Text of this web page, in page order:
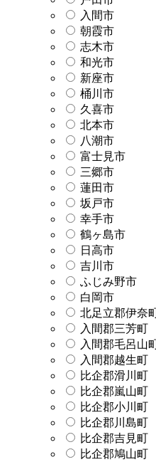
入間市
朝霞市
志木市
和光市
新座市
桶川市
久喜市
北本市
八潮市
富士見市
三郷市
蓮田市
坂戸市
幸手市
鶴ヶ島市
日高市
吉川市
ふじみ野市
白岡市
北足立郡伊奈
入間郡三芳町
入間郡毛呂山
入間郡越生町
比企郡滑川町
比企郡嵐山町
比企郡小川町
比企郡川島町
比企郡吉見町
比企郡鳩山町